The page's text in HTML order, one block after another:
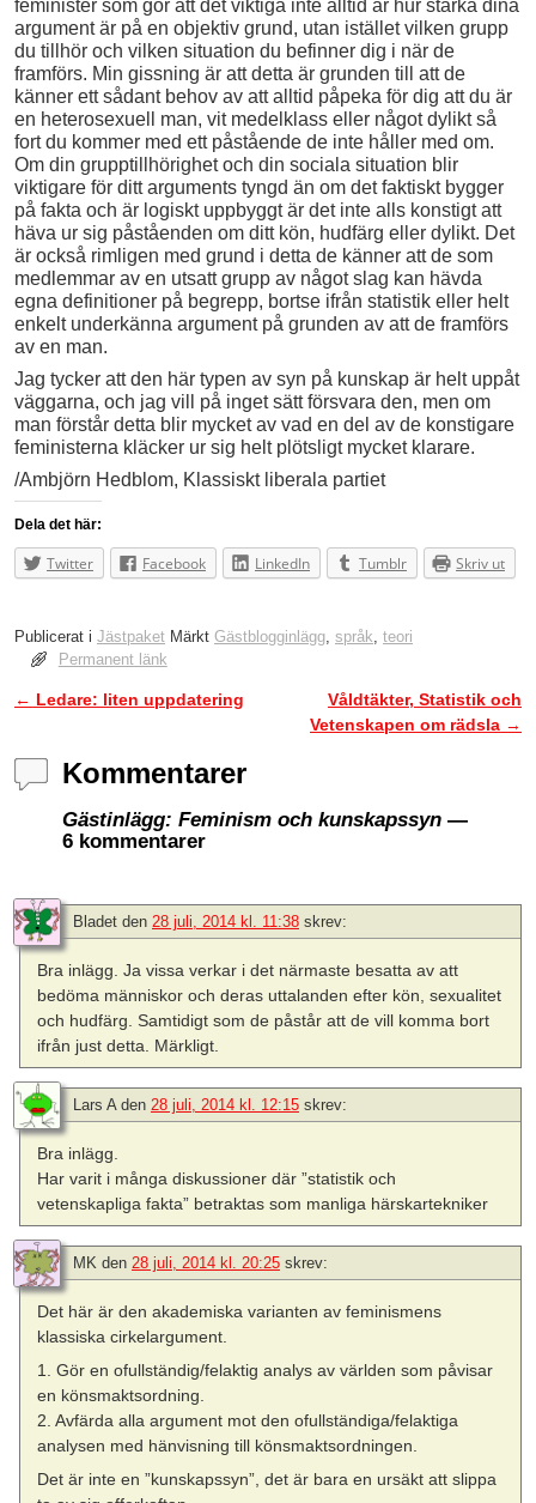
feminister som gör att det viktiga inte alltid är hur starka dina
argument är på en objektiv grund, utan istället vilken grupp
du tillhör och vilken situation du befinner dig i när de
framförs. Min gissning är att detta är grunden till att de
känner ett sådant behov av att alltid påpeka för dig att du är
en heterosexuell man, vit medelklass eller något dylikt så
fort du kommer med ett påstående de inte håller med om.
Om din grupptillhörighet och din sociala situation blir
viktigare för ditt arguments tyngd än om det faktiskt bygger
på fakta och är logiskt uppbyggt är det inte alls konstigt att
häva ur sig påståenden om ditt kön, hudfärg eller dylikt. Det
är också rimligen med grund i detta de känner att de som
medlemmar av en utsatt grupp av något slag kan hävda
egna definitioner på begrepp, bortse ifrån statistik eller helt
enkelt underkänna argument på grunden av att de framförs
av en man.
Jag tycker att den här typen av syn på kunskap är helt uppåt
väggarna, och jag vill på inget sätt försvara den, men om
man förstår detta blir mycket av vad en del av de konstigare
feministerna kläcker ur sig helt plötsligt mycket klarare.
/Ambjörn Hedblom, Klassiskt liberala partiet
Dela det här:
Twitter Facebook LinkedIn Tumblr Skriv ut
Publicerat i Jästpaket Märkt Gästblogginlägg språk teori
Permanent länk
Inläggsnavigering
← Ledare: liten uppdatering
Våldtäkter, Statistik och
Vetenskapen om rädsla →
Kommentarer
Gästinlägg: Feminism och kunskapssyn —
6 kommentarer
Bladet den 28 juli, 2014 kl. 11:38 skrev:
Bra inlägg. Ja vissa verkar i det närmaste besatta av att
bedöma människor och deras uttalanden efter kön, sexualitet
och hudfärg. Samtidigt som de påstår att de vill komma bort
ifrån just detta. Märkligt.
Lars A den 28 juli, 2014 kl. 12:15 skrev:
Bra inlägg.
Har varit i många diskussioner där ”statistik och
vetenskapliga fakta” betraktas som manliga härskartekniker
MK den 28 juli, 2014 kl. 20:25 skrev:
Det här är den akademiska varianten av feminismens
klassiska cirkelargument.
1. Gör en ofullständig/felaktig analys av världen som påvisar
en könsmaktsordning.
2. Avfärda alla argument mot den ofullständiga/felaktiga
analysen med hänvisning till könsmaktsordningen.
Det är inte en ”kunskapssyn”, det är bara en ursäkt att slippa